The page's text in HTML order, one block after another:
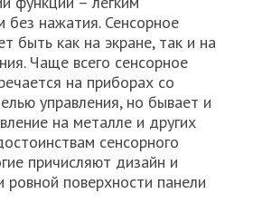
без нажатия. Сенсорное
быть как на экране, так и на
Чаще всего сенсорное
на приборах со
управления, но бывает и
на металле и других
сенсорного
причисляют дизайн и
ровной поверхности панели